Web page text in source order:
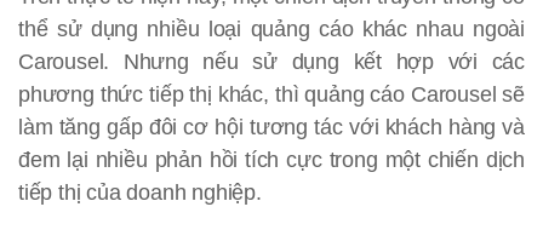
thể sử dụng nhiều loại quảng cáo khác nhau ngoài
Carousel. Nhưng nếu sử dụng kết hợp với các
phương thức tiếp thị khác, thì quảng cáo Carousel sẽ
làm tăng gấp đôi cơ hội tương tác với khách hàng và
đem lại nhiều phản hồi tích cực trong một chiến dịch
tiếp thị của doanh nghiệp.